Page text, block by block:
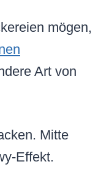
mögen,
Art von
Mitte
Effekt.